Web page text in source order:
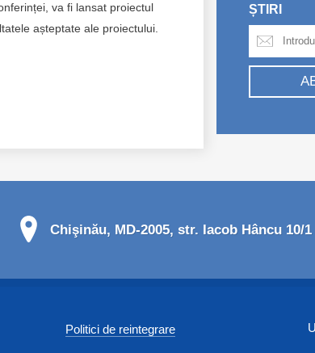
va fi lansat proiectul
așteptate ale proiectului.
ȘTIRI
Chişinău, MD-2005, str. Iacob Hâncu 10/1
Politici de reintegrare